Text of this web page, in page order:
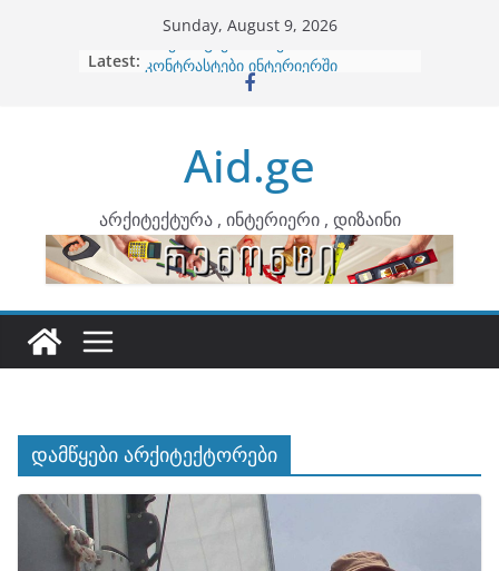
Sunday, August 9, 2026
Latest: ბინების გაერთიანება
კონტრასტები ინტერიერში
ინტერიერის დიზიანი
არტემიდი წარმოგიდგენთ
Aid.ge
არქიტექტურა , ინტერიერი , დიზაინი
დამწყები არქიტექტორები